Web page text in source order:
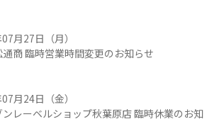
月27日（月）
通商 臨時営業時間変更のお知らせ
月24日（金）
ンレーベルショップ秋葉原店 臨時休業のお知